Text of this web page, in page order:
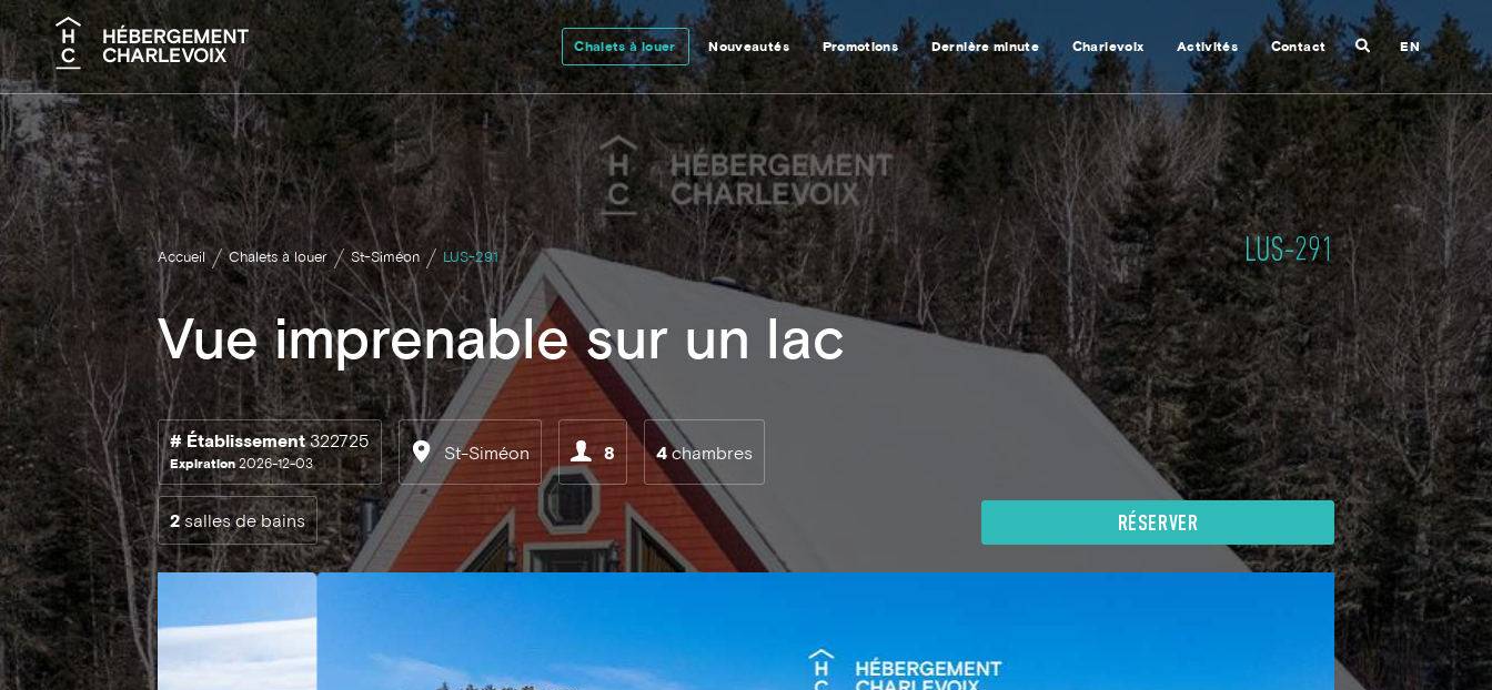
Chalets à louer Nouveautés Promotions Dernière minute Charlevoix Activités Contact Recherche
EN
Recherche
Fermer
la
recherche
Accueil Chalets à louer St-Siméon LUS-291
Vue imprenable sur un lac
LUS-291
# Établissement322725
Expiration 2026-12-03
St-Siméon 8 4 chambres
2salles de bains RÉSERVER